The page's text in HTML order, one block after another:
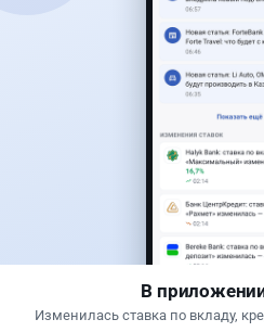
0
·8 августа 2026
Мужчина выбросил около
В
Изменилась ставка по вкладу,